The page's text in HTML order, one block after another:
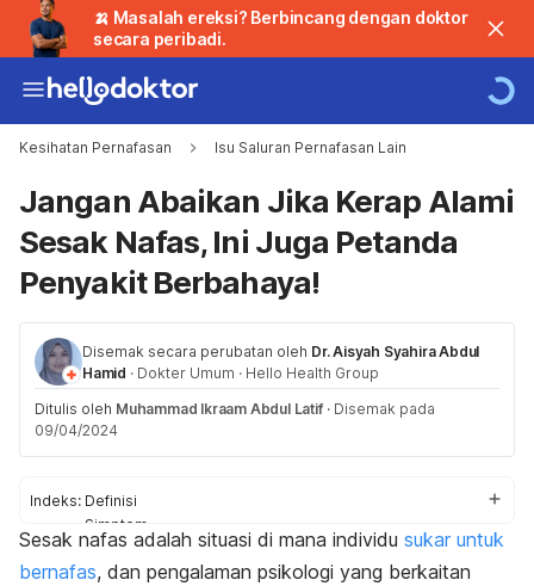
🍌 Masalah ereksi? Berbincang dengan doktor
secara peribadi.
Kesihatan Pernafasan Isu Saluran Pernafasan Lain
Jangan Abaikan Jika Kerap Alami
Sesak Nafas, Ini Juga Petanda
Penyakit Berbahaya!
Disemak secara perubatan oleh Dr. Aisyah Syahira Abdul
Hamid · Dokter Umum · Hello Health Group
Ditulis oleh Muhammad Ikraam Abdul Latif · Disemak pada
09/04/2024
Indeks: Definisi
Simptom
Punca
Faktor Risiko
Sesak nafas adalah situasi di mana individu sukar untuk
bernafas, dan pengalaman psikologi yang berkaitan